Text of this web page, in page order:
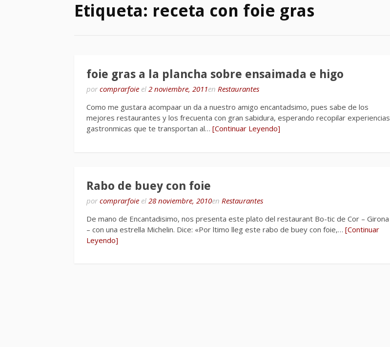
Etiqueta: receta con foie gras
foie gras a la plancha sobre ensaimada e higo
por comprarfoie el 2 noviembre, 2011en Restaurantes
Como me gustara acompaar un da a nuestro amigo encantadsimo, pues sabe de los
mejores restaurantes y los frecuenta con gran sabidura, esperando recopilar experiencias
gastronmicas que te transportan al… [Continuar Leyendo]
Rabo de buey con foie
por comprarfoie el 28 noviembre, 2010en Restaurantes
De mano de Encantadisimo, nos presenta este plato del restaurant Bo-tic de Cor – Girona
– con una estrella Michelin. Dice: «Por ltimo lleg este rabo de buey con foie,… [Continuar
Leyendo]